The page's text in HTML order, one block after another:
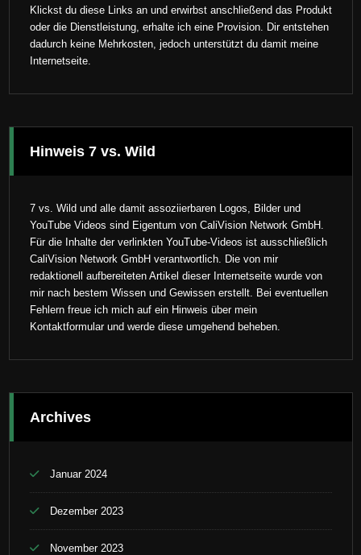
Klickst du diese Links an und erwirbst anschließend das Produkt
oder die Dienstleistung, erhalte ich eine Provision. Dir entstehen
dadurch keine Mehrkosten, jedoch unterstützt du damit meine
Internetseite.
Hinweis 7 vs. Wild
7 vs. Wild und alle damit assoziierbaren Logos, Bilder und
YouTube Videos sind Eigentum von CaliVision Network GmbH.
Für die Inhalte der verlinkten YouTube-Videos ist ausschließlich
CaliVision Network GmbH verantwortlich. Die von mir
redaktionell aufbereiteten Artikel dieser Internetseite wurde von
mir nach bestem Wissen und Gewissen erstellt. Bei eventuellen
Fehlern freue ich mich auf ein Hinweis über mein
Kontaktformular und werde diese umgehend beheben.
Archives
Januar 2024
Dezember 2023
November 2023